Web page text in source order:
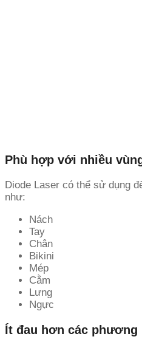
Phù hợp với nhiều
Diode Laser có thể sử dụng
như:
Nách
Tay
Chân
Bikini
Mép
Cằm
Lưng
Ngực
Ít đau hơn các phương